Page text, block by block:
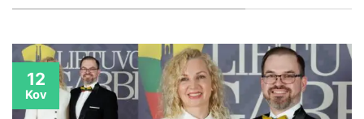
12
Kov